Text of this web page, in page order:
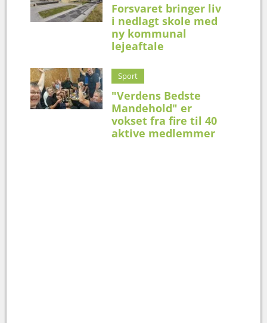
Forsvaret bringer liv
i nedlagt skole med
ny kommunal
lejeaftale
Sport
"Verdens Bedste
Mandehold" er
vokset fra fire til 40
aktive medlemmer